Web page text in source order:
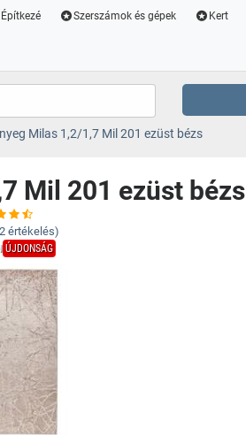
Építkezé Szerszámok és gépek Kert
Milas 1,2/1,7 Mil 201 ezüst bézs
Mil 201 ezüst bézs
2 értékelés)
ÚJDONSÁG